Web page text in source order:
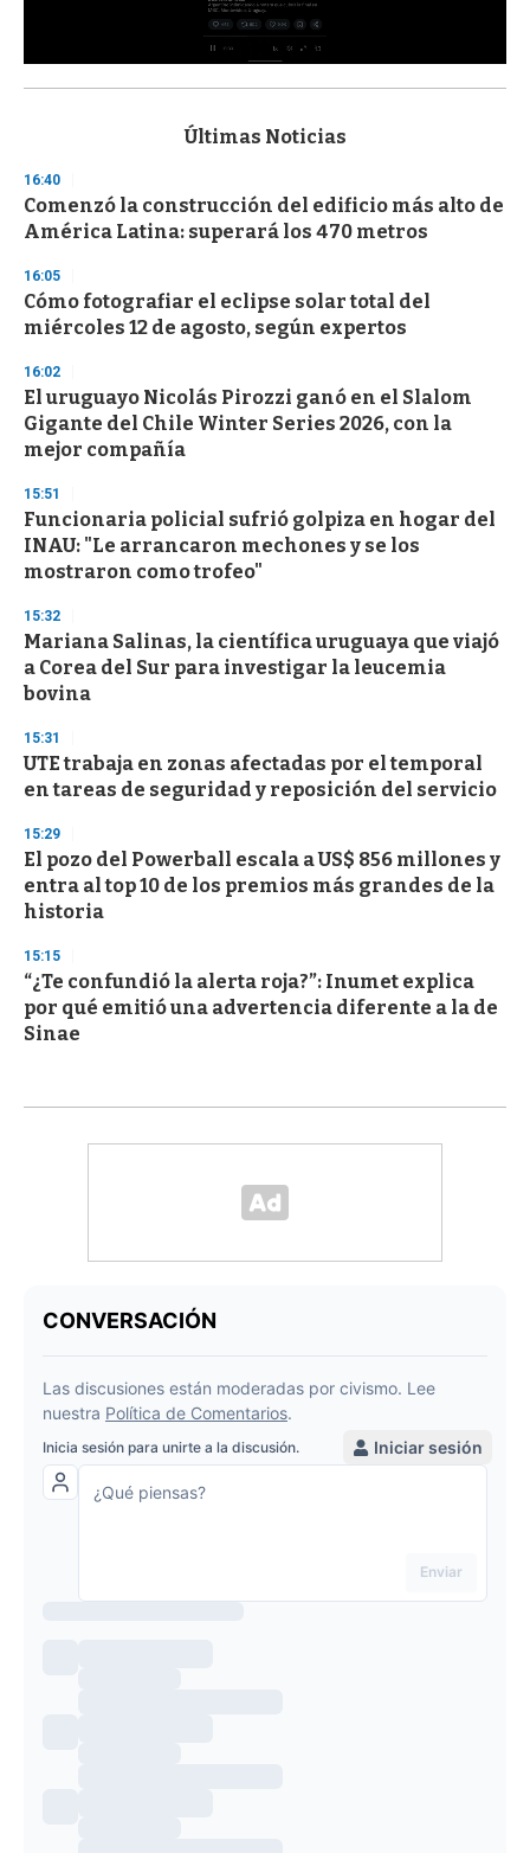
s
d
s
o
f
3
s
c
n
d
s
Últimas Noticias
16:40
Comenzó la construcción del edificio más alto de
América Latina: superará los 470 metros
16:05
Cómo fotografiar el eclipse solar total del
miércoles 12 de agosto, según expertos
16:02
El uruguayo Nicolás Pirozzi ganó en el Slalom
Gigante del Chile Winter Series 2026, con la
mejor compañía
15:51
Funcionaria policial sufrió golpiza en hogar del
INAU: "Le arrancaron mechones y se los
mostraron como trofeo"
15:32
Mariana Salinas, la científica uruguaya que viajó
a Corea del Sur para investigar la leucemia
bovina
15:31
UTE trabaja en zonas afectadas por el temporal
en tareas de seguridad y reposición del servicio
15:29
El pozo del Powerball escala a US$ 856 millones y
entra al top 10 de los premios más grandes de la
historia
15:15
“¿Te confundió la alerta roja?”: Inumet explica
por qué emitió una advertencia diferente a la de
Sinae